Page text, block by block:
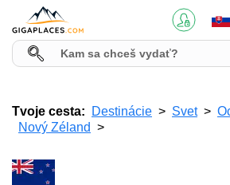
Tvoje cesta: Destinácie Svet
Nový Zéland